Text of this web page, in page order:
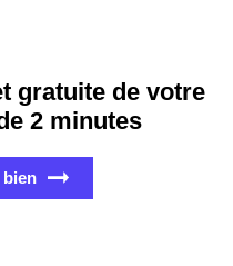
gratuite de votre
2 minutes
bien